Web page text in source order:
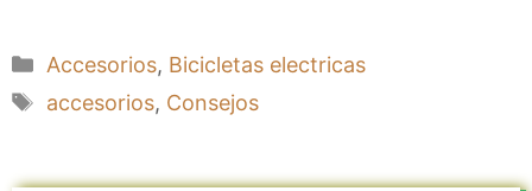
Categorías
Accesorios, Bicicletas electricas
Etiquetas
accesorios, Consejos